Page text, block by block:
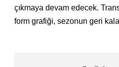
çıkmaya devam edecek.
form grafiği, sezonun geri